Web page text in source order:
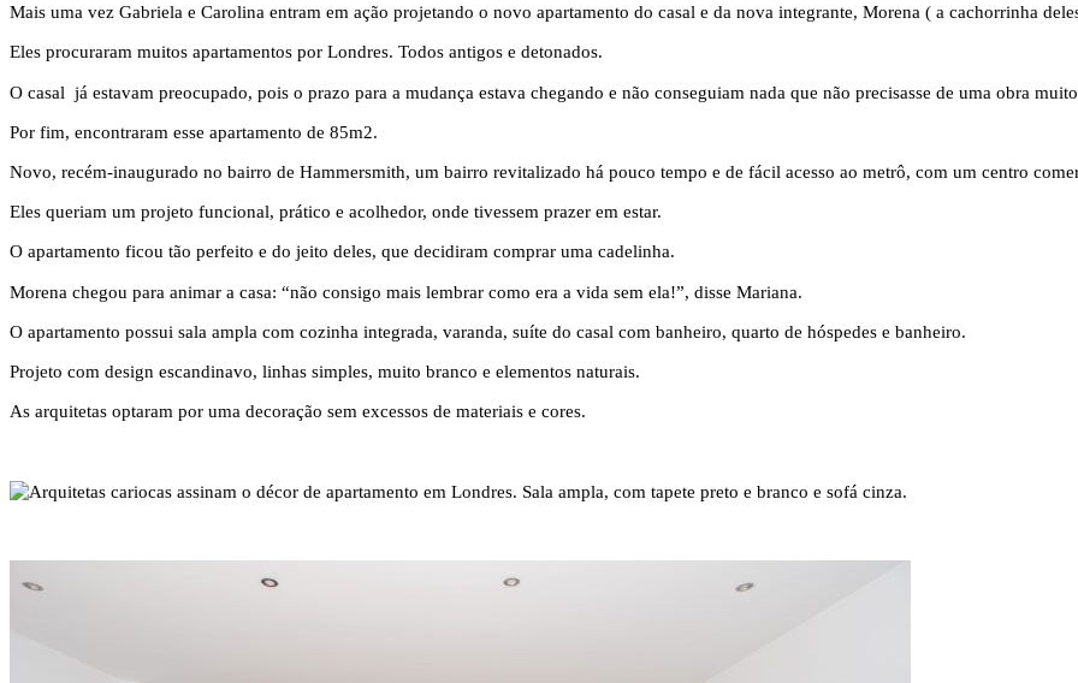
Mais uma vez Gabriela e Carolina entram em ação projetando o novo apartamento do casal e da nova integrante, Morena ( a cachorrinha
Eles procuraram muitos apartamentos por Londres. Todos antigos e detonados.
O casal já estavam preocupado, pois o prazo para a mudança estava chegando e não conseguiam nada que não precisasse de uma obra
Por fim, encontraram esse apartamento de 85m2.
Novo, recém-inaugurado no bairro de Hammersmith, um bairro revitalizado há pouco tempo e de fácil acesso ao metrô, com um centro
Eles queriam um projeto funcional, prático e acolhedor, onde tivessem prazer em estar.
O apartamento ficou tão perfeito e do jeito deles, que decidiram comprar uma cadelinha.
Morena chegou para animar a casa: “não consigo mais lembrar como era a vida sem ela!”, disse Mariana.
O apartamento possui sala ampla com cozinha integrada, varanda, suíte do casal com banheiro, quarto de hóspedes e banheiro.
Projeto com design escandinavo, linhas simples, muito branco e elementos naturais.
As arquitetas optaram por uma decoração sem excessos de materiais e cores.